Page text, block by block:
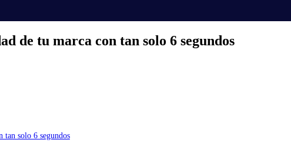
de tu marca con tan solo 6 segundos
tan solo 6 segundos